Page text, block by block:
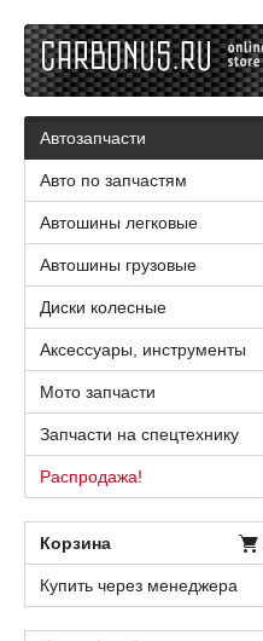
Автозапчасти
Авто по запчастям
Автошины легковые
Автошины грузовые
Диски колесные
Аксессуары, инструменты
Мото запчасти
Запчасти на спецтехнику
Распродажа!
Корзина
Купить через менеджера